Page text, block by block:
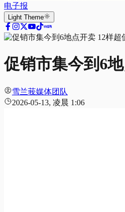
电子报
Light Theme
促销市集今到6
雪兰莪媒体团队
2026-05-13, 凌晨 1:06